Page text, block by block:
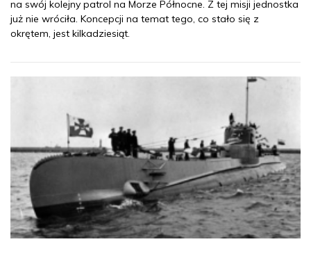
na swój kolejny patrol na Morze Północne. Z tej misji jednostka
już nie wróciła. Koncepcji na temat tego, co stało się z
okrętem, jest kilkadziesiąt.